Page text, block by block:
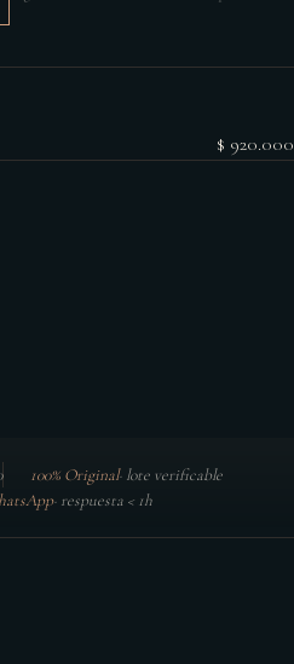
$ 920.000
100% Original· lote verificable
· respuesta < 1h